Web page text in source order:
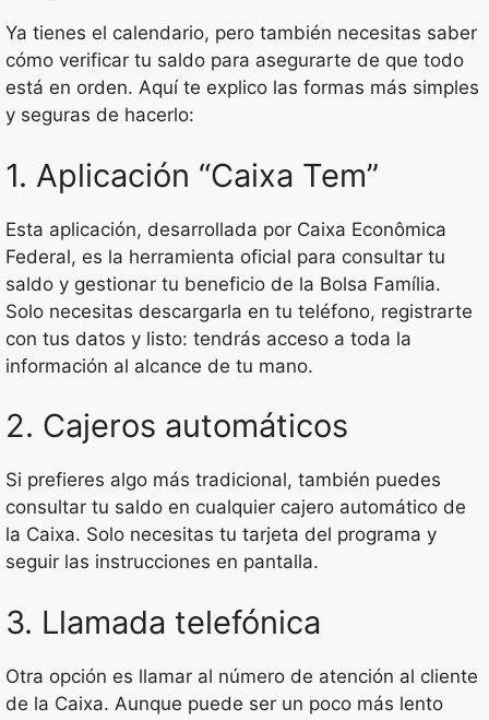
Ya tienes el calendario, pero también necesitas saber
cómo verificar tu saldo para asegurarte de que todo
está en orden. Aquí te explico las formas más simples
y seguras de hacerlo:
1. Aplicación “Caixa Tem”
Esta aplicación, desarrollada por Caixa Econômica
Federal, es la herramienta oficial para consultar tu
saldo y gestionar tu beneficio de la Bolsa Família.
Solo necesitas descargarla en tu teléfono, registrarte
con tus datos y listo: tendrás acceso a toda la
información al alcance de tu mano.
2. Cajeros automáticos
Si prefieres algo más tradicional, también puedes
consultar tu saldo en cualquier cajero automático de
la Caixa. Solo necesitas tu tarjeta del programa y
seguir las instrucciones en pantalla.
3. Llamada telefónica
Otra opción es llamar al número de atención al cliente
de la Caixa. Aunque puede ser un poco más lento